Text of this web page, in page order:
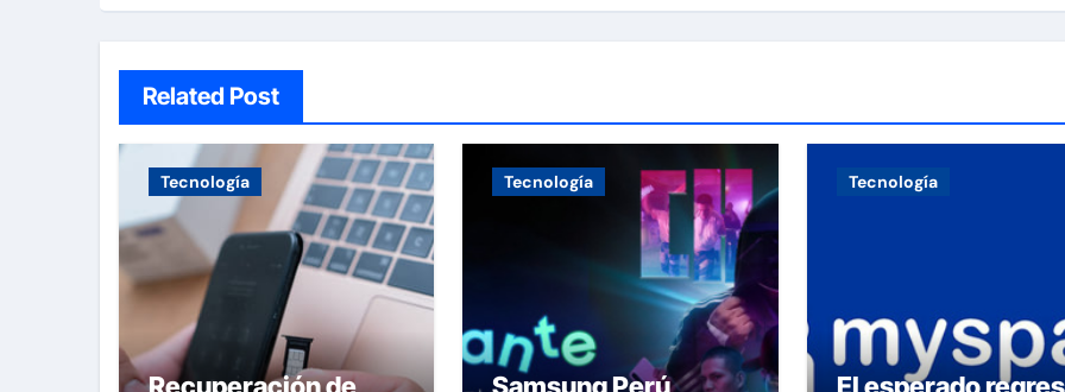
Related Post
Tecnología Tecnología Tecnología